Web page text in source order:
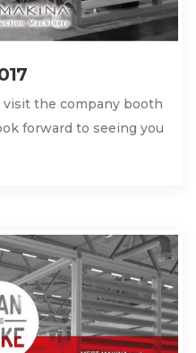
the company booth
forward to seeing you